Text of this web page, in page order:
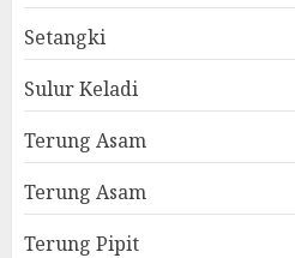
Setangki
Sulur Keladi
Terung Asam
Terung Asam
Terung Pipit